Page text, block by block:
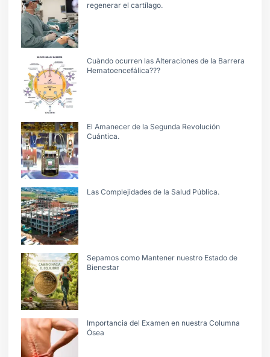
regenerar el cartílago.
Cuàndo ocurren las Alteraciones de la Barrera
Hematoencefálica???
El Amanecer de la Segunda Revolución
Cuántica.
Las Complejidades de la Salud Pública.
Sepamos como Mantener nuestro Estado de
Bienestar
Importancia del Examen en nuestra Columna
Ósea